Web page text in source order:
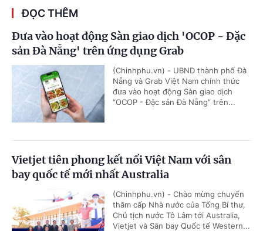
ĐỌC THÊM
Đưa vào hoạt động Sàn giao dịch 'OCOP - Đặc
sản Đà Nẵng' trên ứng dụng Grab
(Chinhphu.vn) - UBND thành phố Đà
Nẵng và Grab Việt Nam chính thức
đưa vào hoạt động Sàn giao dịch
“OCOP - Đặc sản Đà Nẵng” trên...
Vietjet tiên phong kết nối Việt Nam với sân
bay quốc tế mới nhất Australia
(Chinhphu.vn) - Chào mừng chuyến
thăm cấp Nhà nước của Tổng Bí thư,
Chủ tịch nước Tô Lâm tới Australia,
Vietjet và Sân bay Quốc tế Western...